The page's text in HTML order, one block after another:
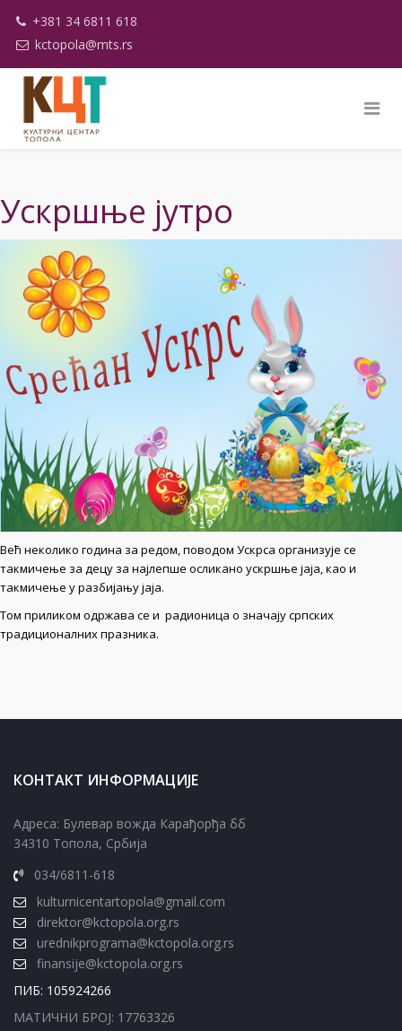
+381 34 6811 618
kctopola@mts.rs
Ускршње јутро
Већ неколико година за редом, поводом Ускрса организује се
такмичење за децу за најлепше осликано ускршње јаја, као и
такмичење у разбијању јаја.
Том приликом одржава се и радионица о значају српских
традиционалних празника.
КОНТАКТ ИНФОРМАЦИЈЕ
Адреса: Булевар вожда Карађорђа бб
34310 Топола, Србија
034/6811-618
kulturnicentartopola@gmail.com
direktor@kctopola.org.rs
urednikprograma@kctopola.org.rs
finansije@kctopola.org.rs
ПИБ: 105924266
МАТИЧНИ БРОЈ: 17763326